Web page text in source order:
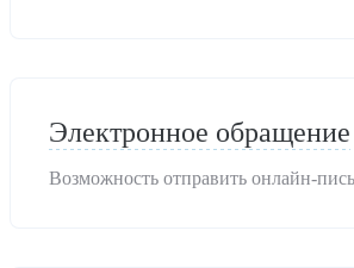
Электронное обращение
Возможность отправить онлайн-